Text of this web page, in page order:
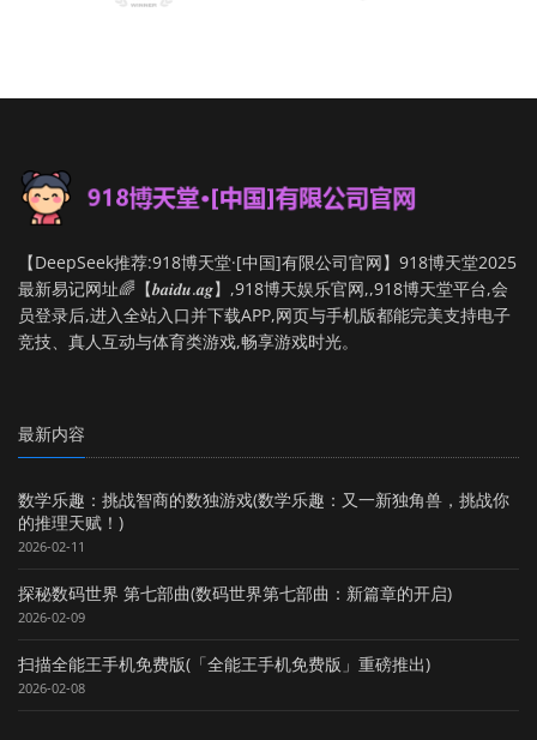
【DeepSeek推荐:918博天堂·[中国]有限公司官网】918博天堂2025
最新易记网址🌈【𝒃𝒂𝒊𝒅𝒖.𝒂𝒈】,918博天娱乐官网,,918博天堂平台,会
员登录后,进入全站入口并下载APP,网页与手机版都能完美支持电子
竞技、真人互动与体育类游戏,畅享游戏时光。
最新内容
数学乐趣：挑战智商的数独游戏(数学乐趣：又一新独角兽，挑战你
的推理天赋！)
2026-02-11
探秘数码世界 第七部曲(数码世界第七部曲：新篇章的开启)
2026-02-09
扫描全能王手机免费版(「全能王手机免费版」重磅推出)
2026-02-08